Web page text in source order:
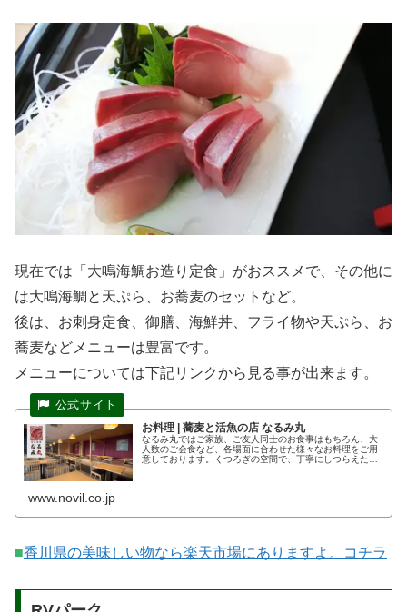
現在では「大鳴海鯛お造り定食」がおススメで、その他に
は大鳴海鯛と天ぷら、お蕎麦のセットなど。
後は、お刺身定食、御膳、海鮮丼、フライ物や天ぷら、お
蕎麦などメニューは豊富です。
メニューについては下記リンクから見る事が出来ます。
お料理 | 蕎麦と活魚の店 なるみ丸
なるみ丸ではご家族、ご友人同士のお食事はもちろん、大
人数のご会食など、各場面に合わせた様々なお料理をご用
意しております。くつろぎの空間で、丁寧にしつらえた旬
www.novil.co.jp
■香川県の美味しい物なら楽天市場にありますよ。コチラ